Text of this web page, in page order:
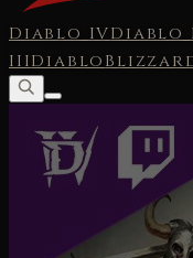
Diablo IVDiablo
IIIDiablo